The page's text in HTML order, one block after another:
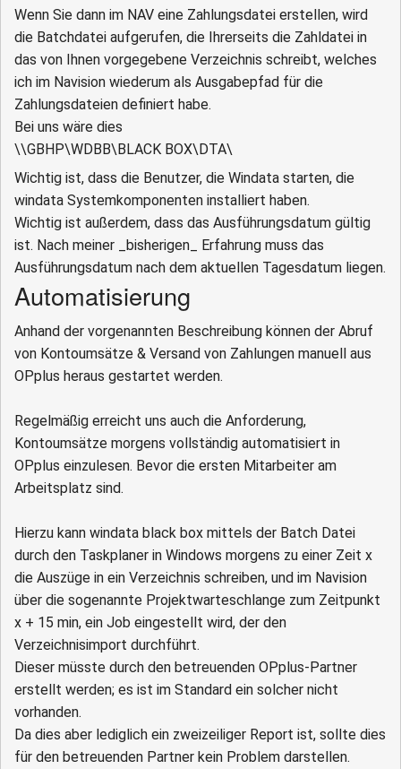
Wenn Sie dann im NAV eine Zahlungsdatei erstellen, wird
die Batchdatei aufgerufen, die Ihrerseits die Zahldatei in
das von Ihnen vorgegebene Verzeichnis schreibt, welches
ich im Navision wiederum als Ausgabepfad für die
Zahlungsdateien definiert habe.
Bei uns wäre dies
\\GBHP\WDBB\BLACK BOX\DTA\
Wichtig ist, dass die Benutzer, die Windata starten, die
windata Systemkomponenten installiert haben.
Wichtig ist außerdem, dass das Ausführungsdatum gültig
ist. Nach meiner _bisherigen_ Erfahrung muss das
Ausführungsdatum nach dem aktuellen Tagesdatum liegen.
Automatisierung
Anhand der vorgenannten Beschreibung können der Abruf
von Kontoumsätze & Versand von Zahlungen manuell aus
OPplus heraus gestartet werden.
Regelmäßig erreicht uns auch die Anforderung,
Kontoumsätze morgens vollständig automatisiert in
OPplus einzulesen. Bevor die ersten Mitarbeiter am
Arbeitsplatz sind.
Hierzu kann windata black box mittels der Batch Datei
durch den Taskplaner in Windows morgens zu einer Zeit x
die Auszüge in ein Verzeichnis schreiben, und im Navision
über die sogenannte Projektwarteschlange zum Zeitpunkt
x + 15 min, ein Job eingestellt wird, der den
Verzeichnisimport durchführt.
Dieser müsste durch den betreuenden OPplus-Partner
erstellt werden; es ist im Standard ein solcher nicht
vorhanden.
Da dies aber lediglich ein zweizeiliger Report ist, sollte dies
für den betreuenden Partner kein Problem darstellen.